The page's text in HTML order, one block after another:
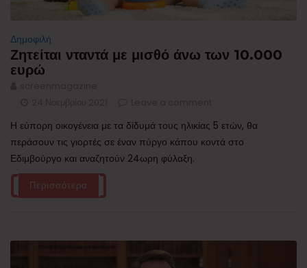
Δημοφιλή
Ζητείται νταντά με μισθό άνω των 10.000
ευρώ
Η εύπορη οικογένεια με τα δίδυμά τους ηλικίας 5 ετών, θα
περάσουν τις γιορτές σε έναν πύργο κάπου κοντά στο
Εδιμβούργο και αναζητούν 24ωρη φύλαξη.
Περισσότερα